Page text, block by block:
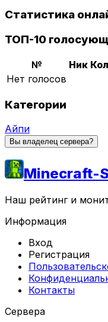
Статистика
ТОП-10
№ Ник
Нет голосов
Категории
Айпи
Вы владелец сервера?
Minecraft-
Наш рейтинг и
Информация
Вход
Регистрация
Контакты
Сервера